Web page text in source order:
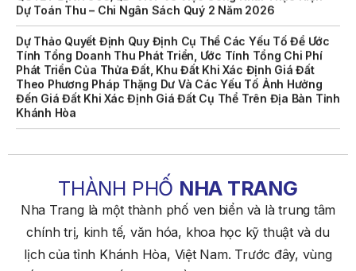
Dự Thảo Quyết Định Quy Định Cụ Thể Các Yếu Tố Để Ước
Tính Tổng Doanh Thu Phát Triển, Ước Tính Tổng Chi Phí
Phát Triển Của Thửa Đất, Khu Đất Khi Xác Định Giá Đất
Theo Phương Pháp Thặng Dư Và Các Yếu Tố Ảnh Hưởng
Đến Giá Đất Khi Xác Định Giá Đất Cụ Thể Trên Địa Bàn Tỉnh
Khánh Hòa
THÔNG BÁO Số 707/TB-VNT: Kết Quả Lựa Chọn Đơn Vị Tổ
Biển Số KH-0834
THÔNG BÁO Số 706/TB-VNT: Kết Quả Lựa Chọn Đơn Vị Tổ
Chức Đấu Giá Tài Sản Đối Với Ca Nô 200CV VNT 02 Biển
Số KH-0387
THÔNG BÁO Số 659/TB-VNT Năm 2026 V/v Đính Chính
Thông Báo Số 641/TB-VNT Ngày 18/05/2026 Của Ban
THÀNH PHỐ NHA TRANG
Nha Trang là một thành phố ven biển và là trung tâm
chính trị, kinh tế, văn hóa, khoa học kỹ thuật và du
lịch của tỉnh Khánh Hòa, Việt Nam. Trước đây, vùng